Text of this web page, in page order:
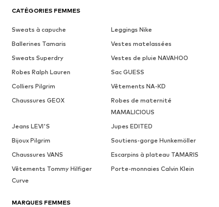
CATÉGORIES FEMMES
Sweats à capuche
Leggings Nike
Ballerines Tamaris
Vestes matelassées
Sweats Superdry
Vestes de pluie NAVAHOO
Robes Ralph Lauren
Sac GUESS
Colliers Pilgrim
Vêtements NA-KD
Chaussures GEOX
Robes de maternité
MAMALICIOUS
Jeans LEVI'S
Jupes EDITED
Bijoux Pilgrim
Soutiens-gorge Hunkemöller
Chaussures VANS
Escarpins à plateau TAMARIS
Vêtements Tommy Hilfiger
Curve
Porte-monnaies Calvin Klein
MARQUES FEMMES